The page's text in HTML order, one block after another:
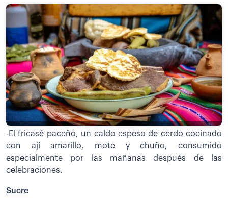
-El fricasé paceño, un caldo espeso de cerdo cocinado
con ají amarillo, mote y chuño, consumido
especialmente por las mañanas después de las
celebraciones.
Sucre